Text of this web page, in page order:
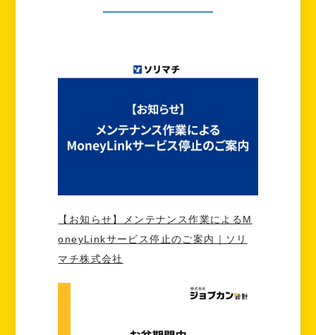
【お知らせ】メンテナンス作業によるM
oneyLinkサービス停止のご案内｜ソリ
マチ株式会社